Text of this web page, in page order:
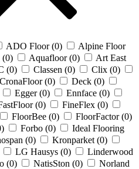
ADO Floor (0)
Alpine Floor
(0) Aquafloor (0)
Art East
(0) Classen (0) Clix (0)
CronaFloor (0) Deck (0)
Egger (0) Ennface (0)
(0) FineFlex (0)
FloorBee (0) FloorFactor (0)
) Forbo (0)
Ideal Flooring
(0) Kronparket (0)
LG Hausys (0)
Linderwood
(0) NatisSton (0)
Norland